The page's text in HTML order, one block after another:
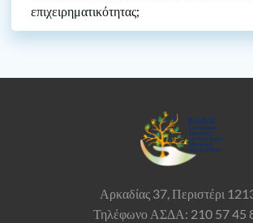
επιχειρηματικότητας;
Αρκαδίας 37,Περιστέρι
Τηλέφωνο ΑΣΔΑ: 210 57 45